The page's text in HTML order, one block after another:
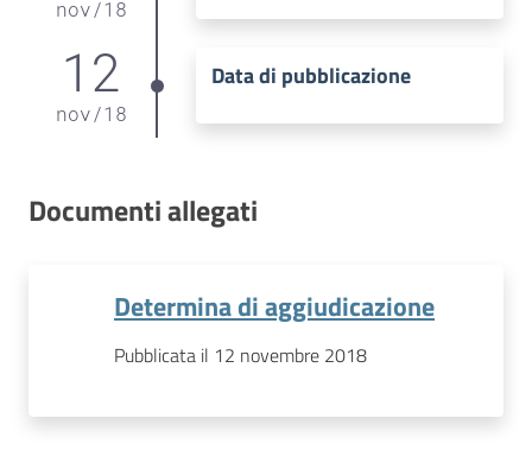
nov/18
12
nov/18
Data di pubblicazione
Documenti allegati
Determina di aggiudicazione
Pubblicata il 12 novembre 2018